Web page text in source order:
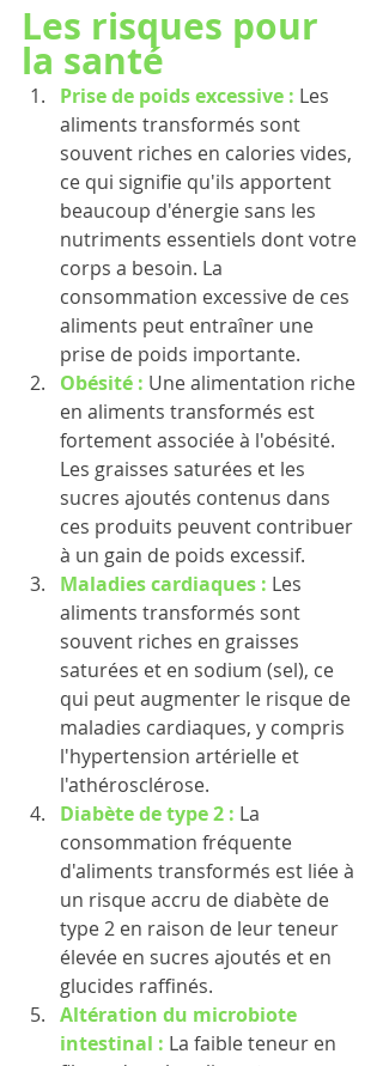
Les risques pour
la santé
Prise de poids excessive : Les
aliments transformés sont
souvent riches en calories vides,
ce qui signifie qu'ils apportent
beaucoup d'énergie sans les
nutriments essentiels dont votre
corps a besoin. La
consommation excessive de ces
aliments peut entraîner une
prise de poids importante.
Obésité : Une alimentation riche
en aliments transformés est
fortement associée à l'obésité.
Les graisses saturées et les
sucres ajoutés contenus dans
ces produits peuvent contribuer
à un gain de poids excessif.
Maladies cardiaques : Les
aliments transformés sont
souvent riches en graisses
saturées et en sodium (sel), ce
qui peut augmenter le risque de
maladies cardiaques, y compris
l'hypertension artérielle et
l'athérosclérose.
Diabète de type 2 : La
consommation fréquente
d'aliments transformés est liée à
un risque accru de diabète de
type 2 en raison de leur teneur
élevée en sucres ajoutés et en
glucides raffinés.
Altération du microbiote
intestinal : La faible teneur en